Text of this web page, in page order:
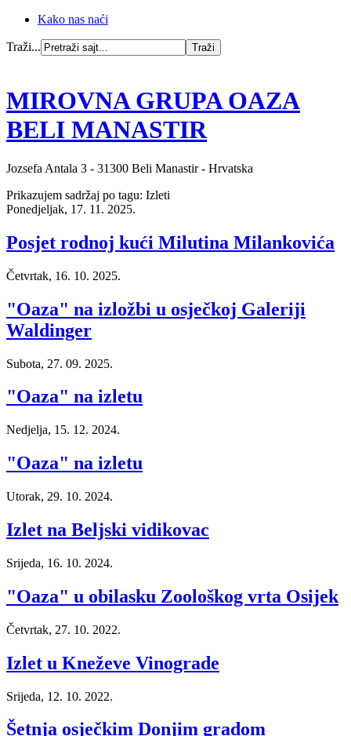
Kako nas naći
Traži...
MIROVNA GRUPA OAZA
BELI MANASTIR
Jozsefa Antala 3 - 31300 Beli Manastir - Hrvatska
Prikazujem sadržaj po tagu: Izleti
Ponedjeljak, 17. 11. 2025.
Posjet rodnoj kući Milutina Milankovića
Četvrtak, 16. 10. 2025.
"Oaza" na izložbi u osječkoj Galeriji
Waldinger
Subota, 27. 09. 2025.
"Oaza" na izletu
Nedjelja, 15. 12. 2024.
"Oaza" na izletu
Utorak, 29. 10. 2024.
Izlet na Beljski vidikovac
Srijeda, 16. 10. 2024.
"Oaza" u obilasku Zoološkog vrta Osijek
Četvrtak, 27. 10. 2022.
Izlet u Kneževe Vinograde
Srijeda, 12. 10. 2022.
Šetnja osječkim Donjim gradom